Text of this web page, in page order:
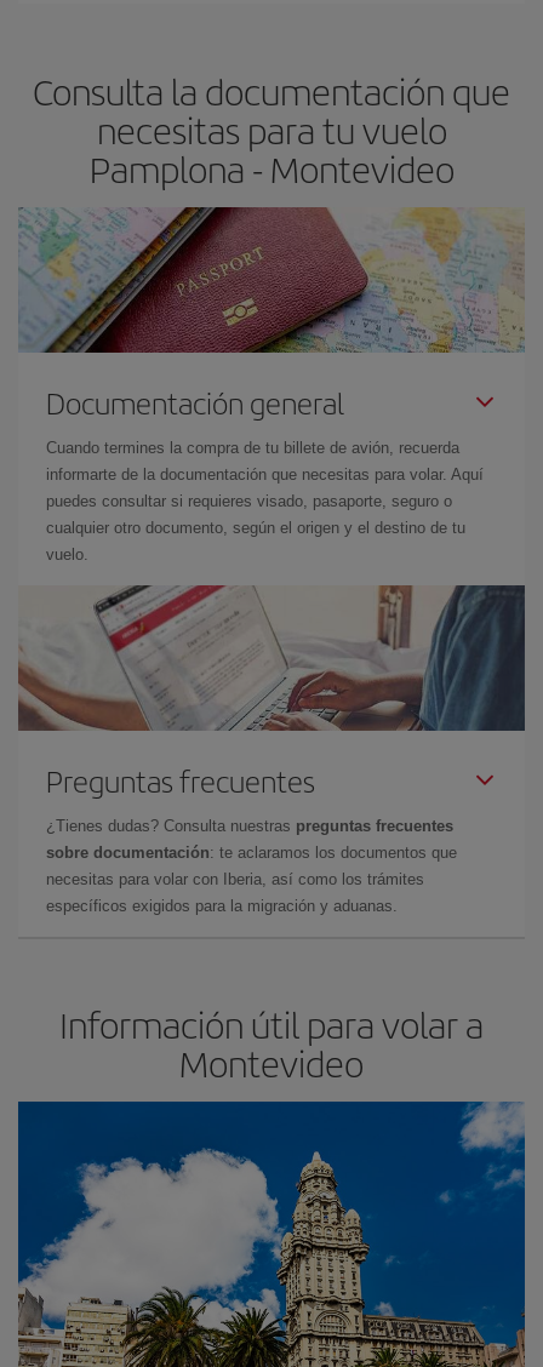
Consulta la documentación que
necesitas para tu vuelo
Pamplona - Montevideo
Documentación general
Cuando termines la compra de tu billete de avión, recuerda
informarte de la documentación que necesitas para volar. Aquí
puedes consultar si requieres visado, pasaporte, seguro o
cualquier otro documento, según el origen y el destino de tu
vuelo.
Preguntas frecuentes
¿Tienes dudas? Consulta nuestras preguntas frecuentes
sobre documentación: te aclaramos los documentos que
necesitas para volar con Iberia, así como los trámites
específicos exigidos para la migración y aduanas.
Información útil para volar a
Montevideo